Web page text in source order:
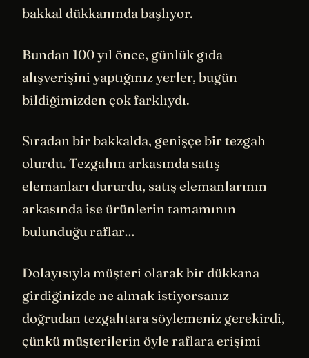
bakkal dükkanında başlıyor.
Bundan 100 yıl önce, günlük gıda
alışverişini yaptığınız yerler, bugün
bildiğimizden çok farklıydı.
Sıradan bir bakkalda, genişçe bir tezgah
olurdu. Tezgahın arkasında satış
elemanları dururdu, satış elemanlarının
arkasında ise ürünlerin tamamının
bulunduğu raflar…
Dolayısıyla müşteri olarak bir dükkana
girdiğinizde ne almak istiyorsanız
doğrudan tezgahtara söylemeniz gerekirdi,
çünkü müşterilerin öyle raflara erişimi